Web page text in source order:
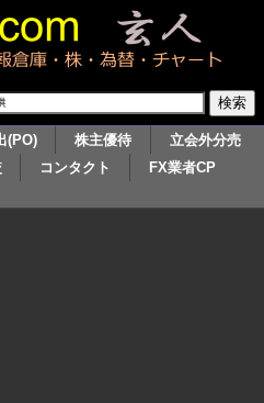
(PO) 株主優待
立会外分売
コンタクト
FX業者CP